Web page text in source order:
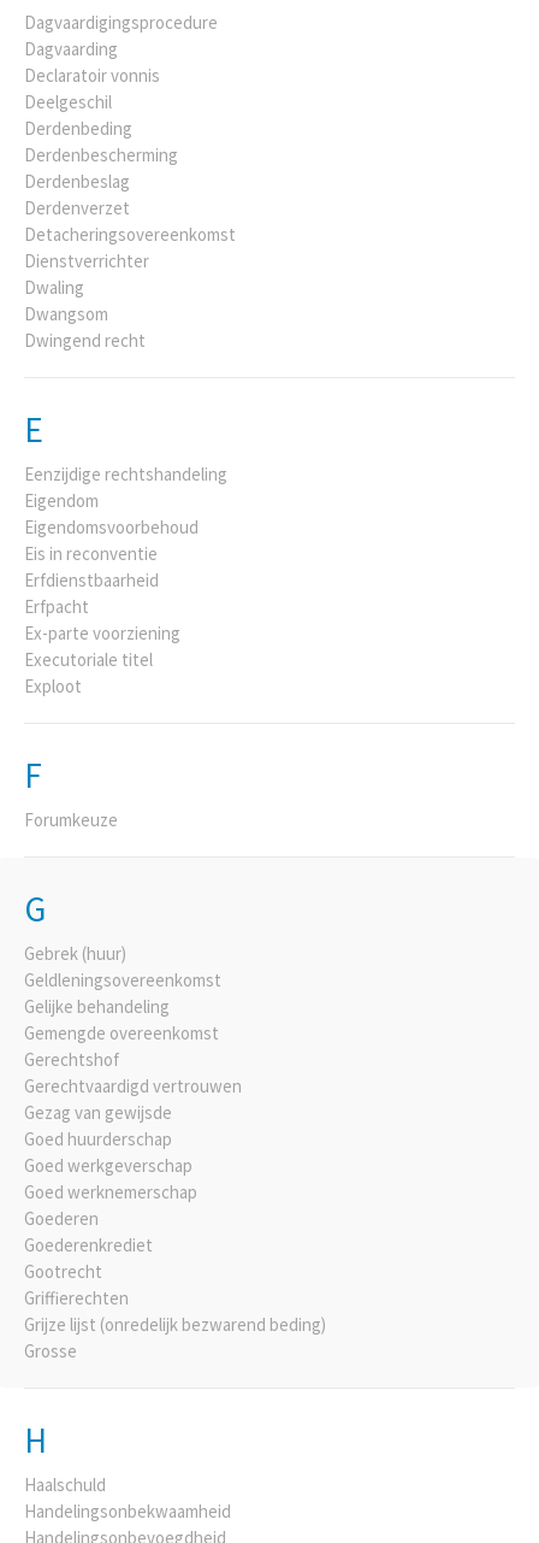
Dagvaardigingsprocedure
Dagvaarding
Declaratoir vonnis
Deelgeschil
Derdenbeding
Derdenbescherming
Derdenbeslag
Derdenverzet
Detacheringsovereenkomst
Dienstverrichter
Dwaling
Dwangsom
Dwingend recht
E
Eenzijdige rechtshandeling
Eigendom
Eigendomsvoorbehoud
Eis in reconventie
Erfdienstbaarheid
Erfpacht
Ex-parte voorziening
Executoriale titel
Exploot
F
Forumkeuze
G
Gebrek (huur)
Geldleningsovereenkomst
Gelijke behandeling
Gemengde overeenkomst
Gerechtshof
Gerechtvaardigd vertrouwen
Gezag van gewijsde
Goed huurderschap
Goed werkgeverschap
Goed werknemerschap
Goederen
Goederenkrediet
Gootrecht
Griffierechten
Grijze lijst (onredelijk bezwarend beding)
Grosse
H
Haalschuld
Handelingsonbekwaamheid
Handelingsonbevoegdheid